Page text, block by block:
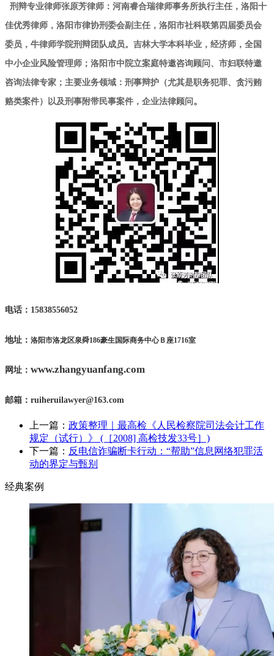
刑辩专业律师张原芳律师：河南睿合瑞律师事务所执行主任，洛阳十
佳优秀律师，洛阳市律协刑委会副主任，洛阳市社科联第四届委员会
委员，牛律师学院刑辩团队成员。吉林大学本科毕业，经济师，全国
中小企业风险管理师；洛阳市中院立案庭特邀咨询顾问、市妇联特邀
咨询法律专家；主要业务领域：刑事辩护（尤其是职务犯罪、贪污贿
赂类案件）以及刑事附带民事案件，企业法律顾问 。
电话：15838556052
地址： 洛阳市洛龙区泉舜186豪生国际商务中心Ｂ座1716室
网址： www.zhangyuanfang.com
邮箱： ruiheruilawyer@163.com
上一篇： 政策整理｜最高检《人民检察院司法会计工作
规定（试行）》 (［2008] 高检技发33号］)
下一篇： 反电信诈骗断卡行动：“帮助”信息网络犯罪活
动的界定与甄别
经典案例